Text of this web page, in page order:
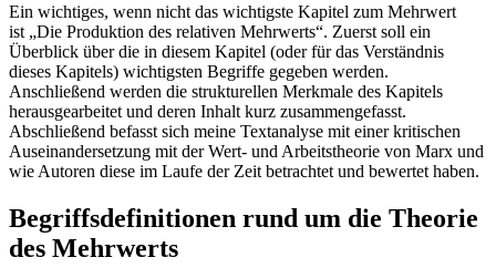
Ein wichtiges, wenn nicht das wichtigste Kapitel zum Mehrwert
ist „Die Produktion des relativen Mehrwerts“. Zuerst soll ein
Überblick über die in diesem Kapitel (oder für das Verständnis
dieses Kapitels) wichtigsten Begriffe gegeben werden.
Anschließend werden die strukturellen Merkmale des Kapitels
herausgearbeitet und deren Inhalt kurz zusammengefasst.
Abschließend befasst sich meine Textanalyse mit einer kritischen
Auseinandersetzung mit der Wert- und Arbeitstheorie von Marx und
wie Autoren diese im Laufe der Zeit betrachtet und bewertet haben.
Begriffsdefinitionen rund um die Theorie
des Mehrwerts